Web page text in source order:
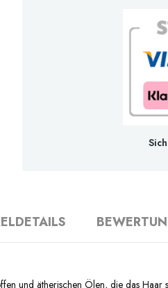
und ätherischen Ölen, die das